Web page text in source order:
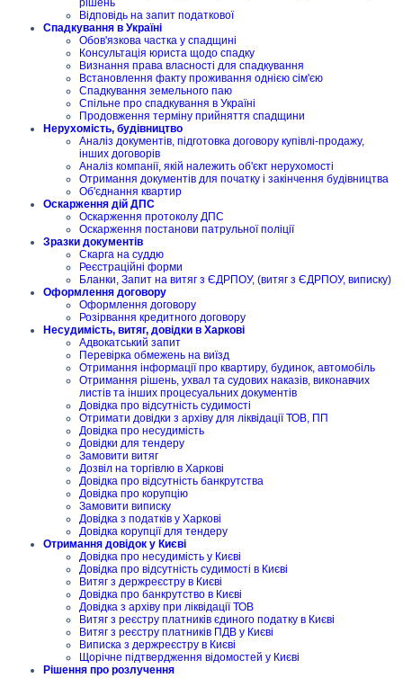
рішень
Відповідь на запит податкової
Спадкування в Україні
Обов'язкова частка у спадщині
Консультація юриста щодо спадку
Визнання права власності для спадкування
Встановлення факту проживання однією сім'єю
Спадкування земельного паю
Спільне про спадкування в Україні
Продовження терміну прийняття спадщини
Нерухомість, будівництво
Аналіз документів, підготовка договору купівлі-продажу,
інших договорів
Аналіз компанії, якій належить об'єкт нерухомості
Отримання документів для початку і закінчення будівництва
Об'єднання квартир
Оскарження дій ДПС
Оскарження протоколу ДПС
Оскарження постанови патрульної поліції
Зразки документів
Скарга на суддю
Реєстраційні форми
Бланки, Запит на витяг з ЄДРПОУ, (витяг з ЄДРПОУ, виписку)
Оформлення договору
Оформлення договору
Розірвання кредитного договору
Несудимість, витяг, довідки в Харкові
Адвокатський запит
Перевірка обмежень на виїзд
Отримання інформації про квартиру, будинок, автомобіль
Отримання рішень, ухвал та судових наказів, виконавчих
листів та інших процесуальних документів
Довідка про відсутність судимості
Отримати довідки з архіву для ліквідації ТОВ, ПП
Довідка про несудимість
Довідки для тендеру
Замовити витяг
Дозвіл на торгівлю в Харкові
Довідка про відсутність банкрутства
Довідка про корупцію
Замовити виписку
Довідка з податків у Харкові
Довідка корупції для тендеру
Отримання довідок у Києві
Довідка про несудимість у Києві
Довідка про відсутність судимості в Києві
Витяг з держреєстру в Києві
Довідка про банкрутство в Києві
Довідка з архіву при ліквідації ТОВ
Витяг з реєстру платників єдиного податку в Києві
Витяг з реєстру платників ПДВ у Києві
Виписка з держреєстру в Києві
Щорічне підтвердження відомостей у Києві
Рішення про розлучення